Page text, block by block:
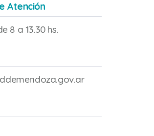
Atención
8 a 13.30 hs.